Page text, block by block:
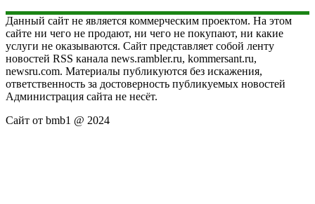
Данный сайт не является коммерческим проектом. На этом
сайте ни чего не продают, ни чего не покупают, ни какие
услуги не оказываются. Сайт представляет собой ленту
новостей RSS канала news.rambler.ru, kommersant.ru,
newsru.com. Материалы публикуются без искажения,
ответственность за достоверность публикуемых новостей
Администрация сайта не несёт.
Сайт от bmb1 @ 2024